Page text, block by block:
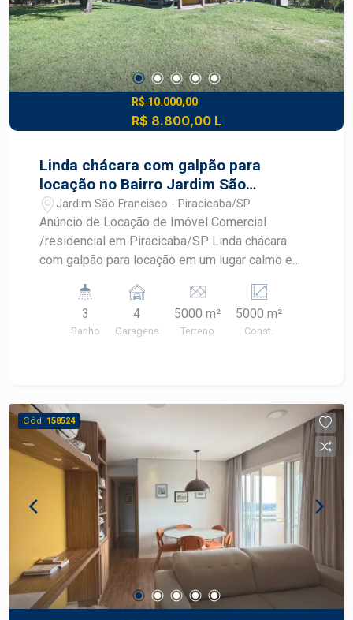
R$ 10.000,00
R$ 8.800,00 L
Linda chácara com galpão para
locação no Bairro Jardim São
Francisco
Jardim São Francisco - Piracicaba/SP
Anúncio de Locação de Imóvel Comercial
/residencial em Piracicaba/SP Linda chácara
com galpão para locação em um lugar calmo e
5.000 m² de Área de terreno.
3
Banho
4
Garagens
5000 m²
Terreno
5000 m²
Const.
Cód. 158524